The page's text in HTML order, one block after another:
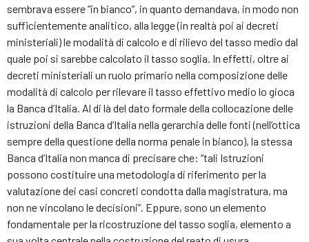
sembrava essere “in bianco”, in quanto demandava, in modo non
sufficientemente analitico, alla legge (in realtà poi ai decreti
ministeriali) le modalità di calcolo e di rilievo del tasso medio dal
quale poi si sarebbe calcolato il tasso soglia. In effetti, oltre ai
decreti ministeriali un ruolo primario nella composizione delle
modalità di calcolo per rilevare il tasso effettivo medio lo gioca
la Banca d’Italia. Al di là del dato formale della collocazione delle
istruzioni della Banca d’Italia nella gerarchia delle fonti (nell’ottica
sempre della questione della norma penale in bianco), la stessa
Banca d’Italia non manca di precisare che: “tali Istruzioni
possono costituire una metodologia di riferimento per la
valutazione dei casi concreti condotta dalla magistratura, ma
non ne vincolano le decisioni”. Eppure, sono un elemento
fondamentale per la ricostruzione del tasso soglia, elemento a